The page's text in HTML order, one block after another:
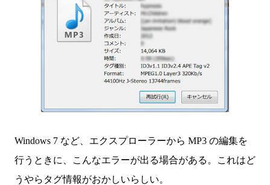
Windows 7 など、エクスプローラーから MP3 の編集を
行うときに、こんなエラーが出る場合がある。これはど
うやらタグ情報がおかしいらしい。